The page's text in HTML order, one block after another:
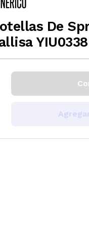
De
YIU0338